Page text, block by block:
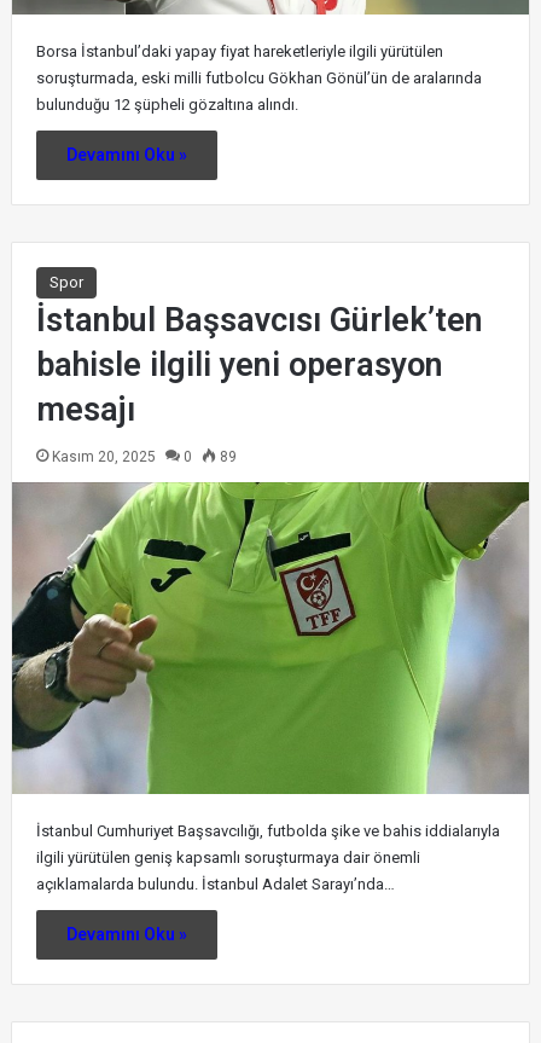
Borsa İstanbul’daki yapay fiyat hareketleriyle ilgili yürütülen
soruşturmada, eski milli futbolcu Gökhan Gönül’ün de aralarında
bulunduğu 12 şüpheli gözaltına alındı.
Devamını Oku »
Spor
İstanbul Başsavcısı Gürlek’ten
bahisle ilgili yeni operasyon
mesajı
Kasım 20, 2025 0 89
İstanbul Cumhuriyet Başsavcılığı, futbolda şike ve bahis iddialarıyla
ilgili yürütülen geniş kapsamlı soruşturmaya dair önemli
açıklamalarda bulundu. İstanbul Adalet Sarayı’nda…
Devamını Oku »